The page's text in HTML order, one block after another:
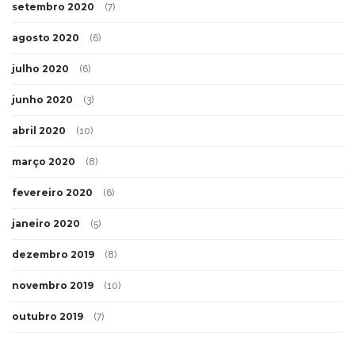
setembro 2020 (7)
agosto 2020 (6)
julho 2020 (6)
junho 2020 (3)
abril 2020 (10)
março 2020 (8)
fevereiro 2020 (6)
janeiro 2020 (5)
dezembro 2019 (8)
novembro 2019 (10)
outubro 2019 (7)